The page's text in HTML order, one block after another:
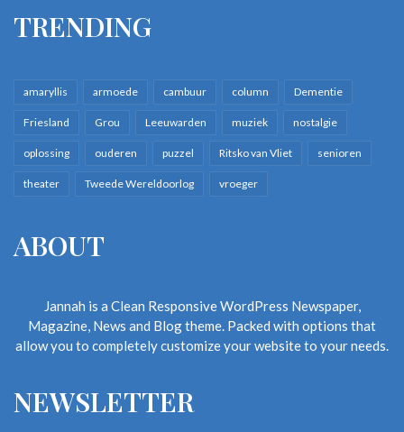
TRENDING
amaryllis armoede cambuur column Dementie
Friesland Grou Leeuwarden muziek nostalgie
oplossing ouderen puzzel Ritsko van Vliet senioren
theater Tweede Wereldoorlog vroeger
ABOUT
Jannah is a Clean Responsive WordPress Newspaper,
Magazine, News and Blog theme. Packed with options that
allow you to completely customize your website to your needs.
NEWSLETTER